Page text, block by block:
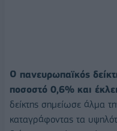
Ο πανευρωπαϊκός
ποσοστό 0,6% και
δείκτης σημείωσε άλμα
καταγράφοντας τα